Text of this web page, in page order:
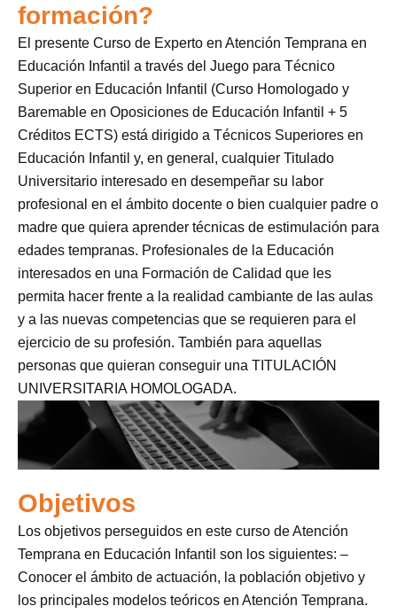
formación?
El presente Curso de Experto en Atención Temprana en
Educación Infantil a través del Juego para Técnico
Superior en Educación Infantil (Curso Homologado y
Baremable en Oposiciones de Educación Infantil + 5
Créditos ECTS) está dirigido a Técnicos Superiores en
Educación Infantil y, en general, cualquier Titulado
Universitario interesado en desempeñar su labor
profesional en el ámbito docente o bien cualquier padre o
madre que quiera aprender técnicas de estimulación para
edades tempranas. Profesionales de la Educación
interesados en una Formación de Calidad que les
permita hacer frente a la realidad cambiante de las aulas
y a las nuevas competencias que se requieren para el
ejercicio de su profesión. También para aquellas
personas que quieran conseguir una TITULACIÓN
UNIVERSITARIA HOMOLOGADA.
Objetivos
Los objetivos perseguidos en este curso de Atención
Temprana en Educación Infantil son los siguientes: –
Conocer el ámbito de actuación, la población objetivo y
los principales modelos teóricos en Atención Temprana.